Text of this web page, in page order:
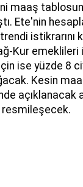
maaş
Ete'nin
istikrarını
Kur emeklileri
ise yüzde 8
Kesin
açıklanacak
resmileşecek.